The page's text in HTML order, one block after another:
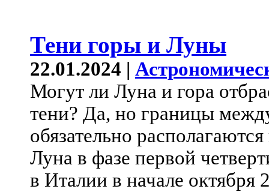
Тени горы и Луны
22.01.2024 |
Могут ли Луна и гора
тени? Да, но границы
обязательно
Луна в фазе первой
в Италии в начале октября